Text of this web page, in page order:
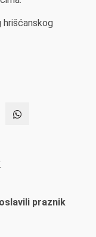
hrišćanskog
praznik